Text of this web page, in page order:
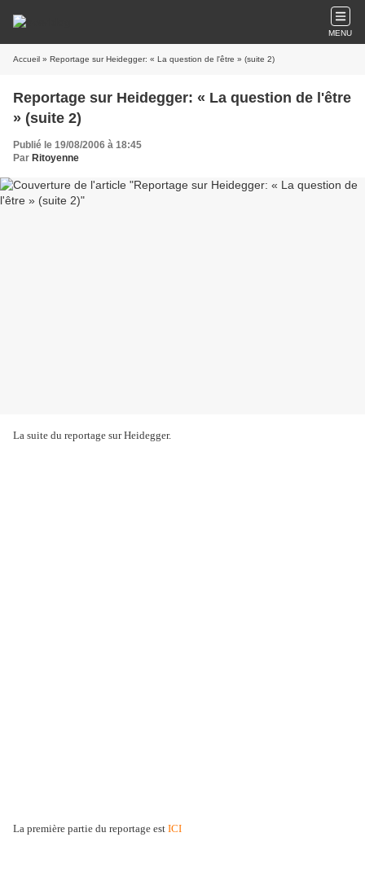
MENU
Accueil » Reportage sur Heidegger: « La question de l'être » (suite 2)
Reportage sur Heidegger: « La question de l'être
» (suite 2)
Publié le 19/08/2006 à 18:45
Par Ritoyenne
La suite du reportage sur Heidegger.
La première partie du reportage est ICI